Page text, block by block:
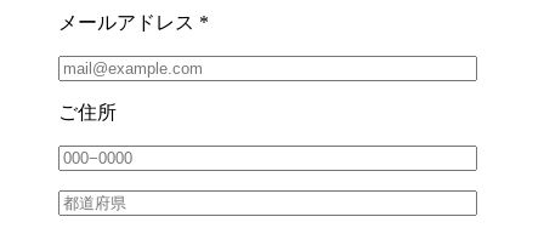
メールアドレス *
ご住所